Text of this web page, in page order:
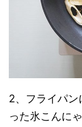
2、フライパン
った氷こんに